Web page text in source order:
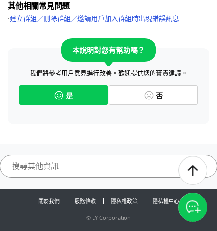
其他相關常見問題
⋅建立群組／刪除群組／邀請用戶加入群組時出現錯誤訊息
本說明對您有幫助嗎？
我們將參考用戶意見進行改善。歡迎提供您的寶貴建議。
是 否
關於我們 服務條款 隱私權政策 隱私權中心
© LY Corporation